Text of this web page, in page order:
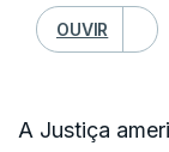
OUVIR
A Justiça